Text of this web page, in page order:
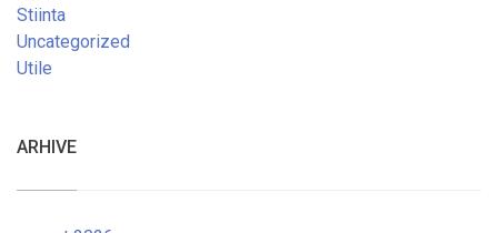
Stiinta
Uncategorized
Utile
ARHIVE